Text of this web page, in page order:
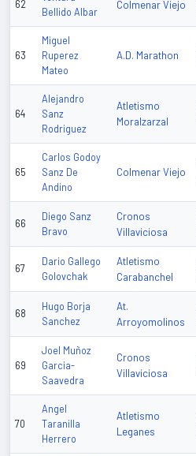
62
Bellido Albar
Colmenar Viejo
63
Miguel
Ruperez
Mateo
A.D. Marathon
64
Alejandro
Sanz
Rodriguez
Atletismo
Moralzarzal
65
Carlos Godoy
Sanz De
Andino
Colmenar Viejo
66
Diego Sanz
Bravo
Cronos
Villaviciosa
67
Dario Gallego
Golovchak
Atletismo
Carabanchel
68
Hugo Borja
Sanchez
At.
Arroyomolinos
69
Joel Muñoz
Garcia-
Saavedra
Cronos
Villaviciosa
70
Angel
Taranilla
Herrero
Atletismo
Leganes